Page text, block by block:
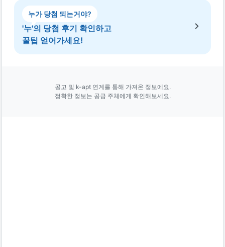
누가 당첨 되는거야?
'누'의 당첨 후기 확인하고
꿀팁 얻어가세요!
공고 및 k-apt 연계를 통해 가져온 정보에요.
정확한 정보는 공급 주체에게 확인해보세요.